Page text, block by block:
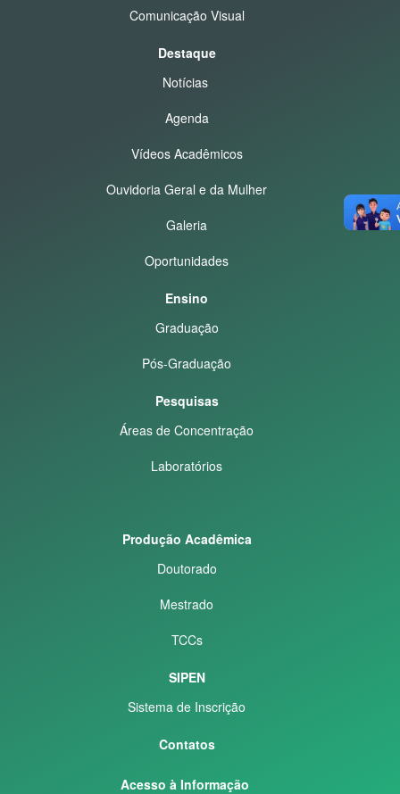
Comunicação Visual
Destaque
Notícias
Agenda
Vídeos Acadêmicos
Ouvidoria Geral e da Mulher
Galeria
Oportunidades
Ensino
Graduação
Pós-Graduação
Pesquisas
Áreas de Concentração
Laboratórios
Produção Acadêmica
Doutorado
Mestrado
TCCs
SIPEN
Sistema de Inscrição
Contatos
Acesso à Informação